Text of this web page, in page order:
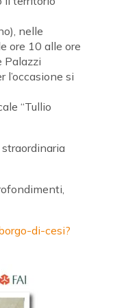
nelle
ore 10 alle ore
Palazzi
l’occasione si
“Tullio
di-cesi?